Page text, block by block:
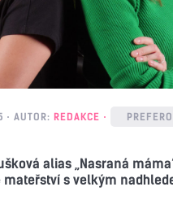
AUTOR: REDAKCE
alias „Nasraná
mateřství s velkým